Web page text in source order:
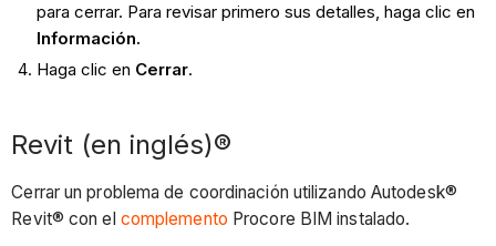
para cerrar. Para revisar primero sus detalles, haga clic en
Información.
Haga clic en Cerrar.
Revit (en inglés)®
Cerrar un problema de coordinación utilizando Autodesk®
Revit® con el complemento Procore BIM instalado.